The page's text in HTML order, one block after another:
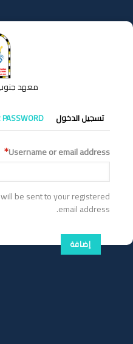
إلى
المحتوى
معهد
التبويبات
الأساسية
تسجيل الدخول PASSWORD
Username or email address
be sent to your registered
email address.